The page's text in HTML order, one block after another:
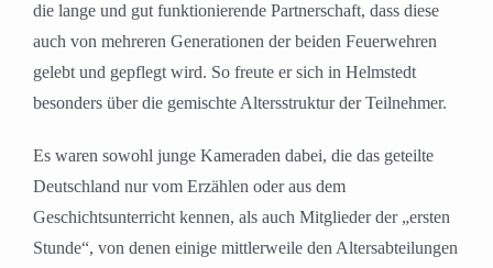
die lange und gut funktionierende Partnerschaft, dass diese
auch von mehreren Generationen der beiden Feuerwehren
gelebt und gepflegt wird. So freute er sich in Helmstedt
besonders über die gemischte Altersstruktur der Teilnehmer.
Es waren sowohl junge Kameraden dabei, die das geteilte
Deutschland nur vom Erzählen oder aus dem
Geschichtsunterricht kennen, als auch Mitglieder der „ersten
Stunde“, von denen einige mittlerweile den Altersabteilungen